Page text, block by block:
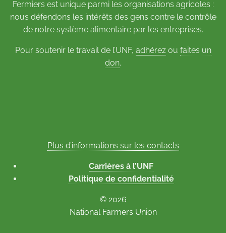
Fermiers est unique parmi les organisations agricoles :
nous défendons les intérêts des gens contre le contrôle
de notre système alimentaire par les entreprises.
Pour soutenir le travail de l’UNF, adhérezou faites un
don.
Plus d’informations sur les contacts
Carrières à l’UNF
Politique de confidentialité
© 2026
National Farmers Union